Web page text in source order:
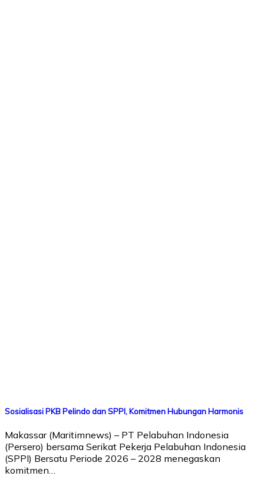
Sosialisasi PKB Pelindo dan SPPI, Komitmen Hubungan Harmonis
Makassar (Maritimnews) – PT Pelabuhan Indonesia
(Persero) bersama Serikat Pekerja Pelabuhan Indonesia
(SPPI) Bersatu Periode 2026 – 2028 menegaskan
komitmen…